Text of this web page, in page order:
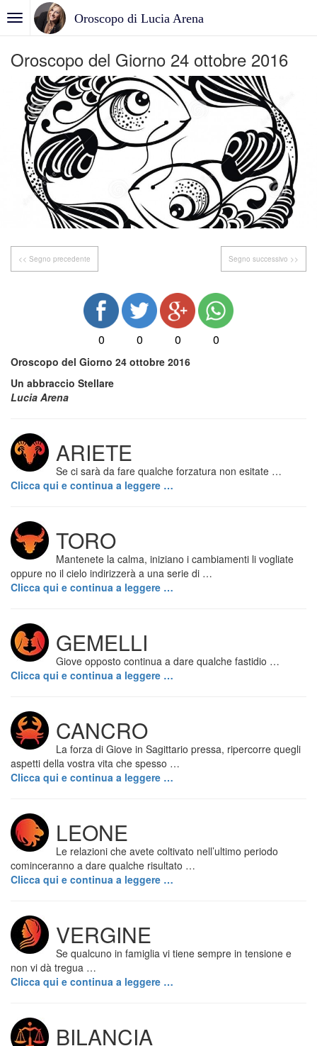
Oroscopo di Lucia Arena
Oroscopo del Giorno 24 ottobre 2016
<< Segno precedente Segno successivo >>
0 0 0 0
Oroscopo del Giorno 24 ottobre 2016
Un abbraccio Stellare
Lucia Arena
ARIETE
Se ci sarà da fare qualche forzatura non esitate …
Clicca qui e continua a leggere …
TORO
Mantenete la calma, iniziano i cambiamenti li vogliate
oppure no il cielo indirizzerà a una serie di …
Clicca qui e continua a leggere …
GEMELLI
Giove opposto continua a dare qualche fastidio …
Clicca qui e continua a leggere …
CANCRO
La forza di Giove in Sagittario pressa, ripercorre quegli
aspetti della vostra vita che spesso …
Clicca qui e continua a leggere …
LEONE
Le relazioni che avete coltivato nell’ultimo periodo
cominceranno a dare qualche risultato …
Clicca qui e continua a leggere …
VERGINE
Se qualcuno in famiglia vi tiene sempre in tensione e
non vi dà tregua …
Clicca qui e continua a leggere …
BILANCIA